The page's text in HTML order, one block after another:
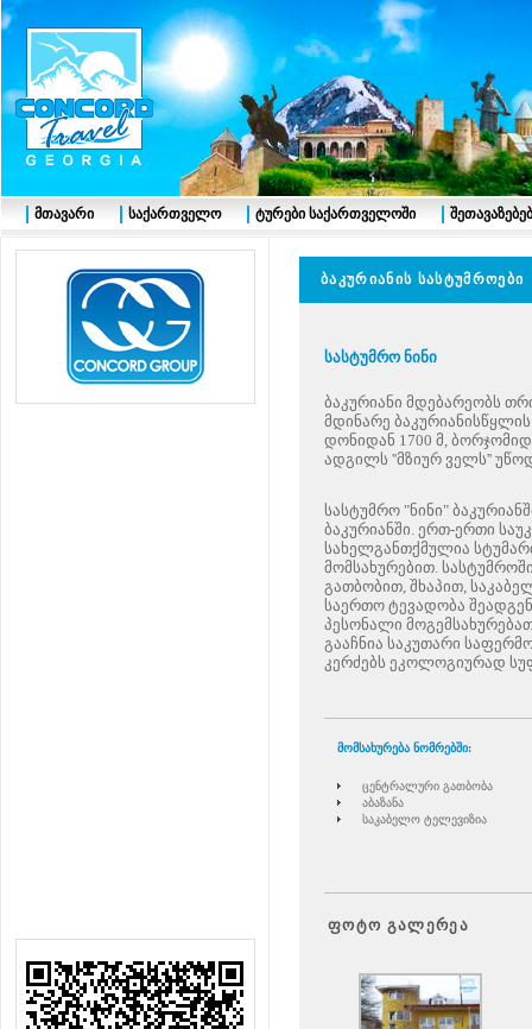
ბაკურიანის სასტუმროები
სასტუმრო ნინი
ბაკურიანი მდებარეობს
მდინარე
დონიდან 1700 მ,
ადგილს ''მზიურ ველს''
სასტუმრო "ნინი"
ბაკურიანში. ერთ-ერთი
სახელგანთქმულია
მომსახურებით.
გათბობით, შხაპით,
საერთო ტევადობა
პესონალი
გააჩნია საკუთარი
კერძებს ეკოლოგიურად
მომსახურება ნომრებში:
ცენტრალური გათბობა
აბაზანა
საკაბელო ტელევიზია
ფოტო გალერეა
მთავარი საქართველო ტურები საქართველოში